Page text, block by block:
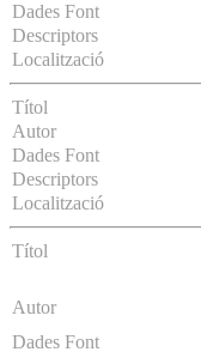
Dades Font
Descriptors
Localització
Títol
Autor
Dades Font
Descriptors
Localització
Títol
Autor
Dades Font